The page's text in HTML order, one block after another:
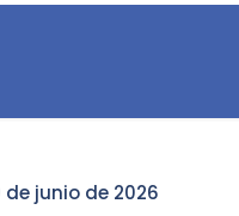
de junio de 2026